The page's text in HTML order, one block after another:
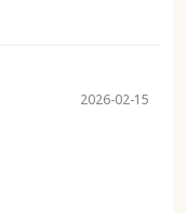
2026-02-15